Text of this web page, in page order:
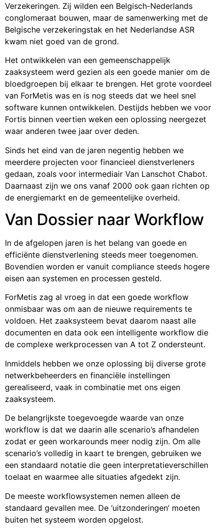
Verzekeringen. Zij wilden een Belgisch-Nederlands
conglomeraat bouwen, maar de samenwerking met de
Belgische verzekeringstak en het Nederlandse ASR
kwam niet goed van de grond.
Het ontwikkelen van een gemeenschappelijk
zaaksysteem werd gezien als een goede manier om de
bloedgroepen bij elkaar te brengen. Het grote voordeel
van ForMetis was en is nog steeds dat we heel snel
software kunnen ontwikkelen. Destijds hebben we voor
Fortis binnen veertien weken een oplossing neergezet
waar anderen twee jaar over deden.
Sinds het eind van de jaren negentig hebben we
meerdere projecten voor financieel dienstverleners
gedaan, zoals voor intermediair Van Lanschot Chabot.
Daarnaast zijn we ons vanaf 2000 ook gaan richten op
de energiemarkt en de gemeentelijke overheid.
Van Dossier naar Workflow
In de afgelopen jaren is het belang van goede en
efficiënte dienstverlening steeds meer toegenomen.
Bovendien worden er vanuit compliance steeds hogere
eisen aan systemen en processen gesteld.
ForMetis zag al vroeg in dat een goede workflow
onmisbaar was om aan de nieuwe requirements te
voldoen. Het zaaksysteem bevat daarom naast alle
documenten en data ook een intelligente workflow die
de complexe werkprocessen van A tot Z ondersteunt.
Inmiddels hebben we onze oplossing bij diverse grote
netwerkbeheerders en financiële instellingen
gerealiseerd, vaak in combinatie met ons eigen
zaaksysteem.
De belangrijkste toegevoegde waarde van onze
workflow is dat we daarin alle scenario’s afhandelen
zodat er geen workarounds meer nodig zijn. Om alle
scenario’s volledig in kaart te brengen, gebruiken we
een standaard notatie die geen interpretatieverschillen
toelaat en waarmee alle situaties afgedekt zijn.
De meeste workflowsystemen nemen alleen de
standaard gevallen mee. De ‘uitzonderingen’ moeten
buiten het systeem worden opgelost.